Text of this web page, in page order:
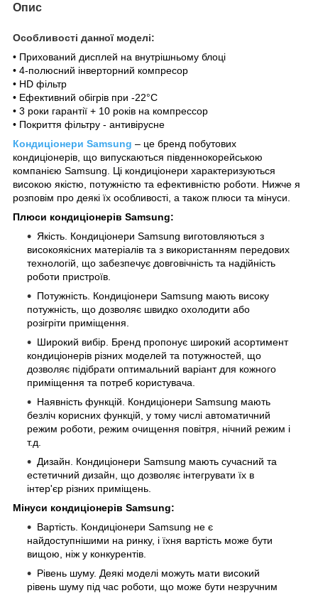
Опис
Особливості данної моделі:
• Прихований дисплей на внутрішньому блоці
• 4-полюсний інверторний компресор
• HD фільтр
• Ефективний обігрів при -22°C
• 3 роки гарантії + 10 років на компрессор
• Покриття фільтру - антивірусне
Кондиціонери Samsung – це бренд побутових
кондиціонерів, що випускаються південнокорейською
компанією Samsung. Ці кондиціонери характеризуються
високою якістю, потужністю та ефективністю роботи. Нижче я
розповім про деякі їх особливості, а також плюси та мінуси.
Плюси кондиціонерів Samsung:
Якість. Кондиціонери Samsung виготовляються з
високоякісних матеріалів та з використанням передових
технологій, що забезпечує довговічність та надійність
роботи пристроїв.
Потужність. Кондиціонери Samsung мають високу
потужність, що дозволяє швидко охолодити або
розігріти приміщення.
Широкий вибір. Бренд пропонує широкий асортимент
кондиціонерів різних моделей та потужностей, що
дозволяє підібрати оптимальний варіант для кожного
приміщення та потреб користувача.
Наявність функцій. Кондиціонери Samsung мають
безліч корисних функцій, у тому числі автоматичний
режим роботи, режим очищення повітря, нічний режим і
т.д.
Дизайн. Кондиціонери Samsung мають сучасний та
естетичний дизайн, що дозволяє інтегрувати їх в
інтер'єр різних приміщень.
Мінуси кондиціонерів Samsung:
Вартість. Кондиціонери Samsung не є
найдоступнішими на ринку, і їхня вартість може бути
вищою, ніж у конкурентів.
Рівень шуму. Деякі моделі можуть мати високий
рівень шуму під час роботи, що може бути незручним